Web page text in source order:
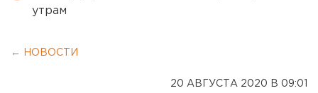
утрам
← НОВОСТИ
20 АВГУСТА 2020 В 09:01